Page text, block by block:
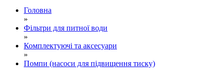
Головна
»
Фільтри для питної води
»
Комплектуючі та аксесуари
»
Помпи (насоси для підвищення тиску)